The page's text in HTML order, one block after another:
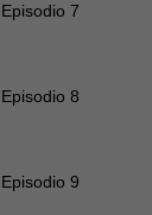
Episodio 7
Episodio 8
Episodio 9